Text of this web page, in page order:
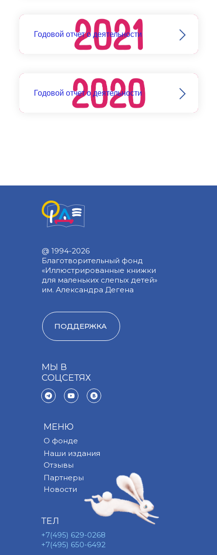
Годовой отчет о деятельности
Годовой отчет о деятельности
@ 1994-2026
Благотворительный фонд
«Иллюстрированные книжки
для маленьких слепых детей»
им. Александра Дегена
МЕНЮ
О фонде
Наши издания
Отзывы
Партнеры
Новости
ТЕЛ
+7(495) 629-0268
+7(495) 650-6492
МЫ В
СОЦСЕТЯХ
ПОДДЕРЖКА